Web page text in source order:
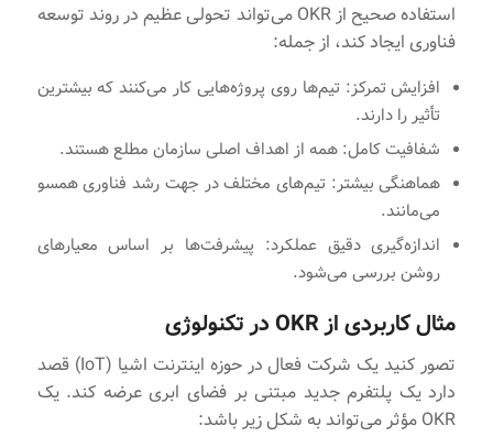
استفاده صحیح از OKR می‌تواند تحولی عظیم در روند توسعه
فناوری ایجاد کند، از جمله:
افزایش تمرکز: تیم‌ها روی پروژه‌هایی کار می‌کنند که بیشترین
تأثیر را دارند.
شفافیت کامل: همه از اهداف اصلی سازمان مطلع هستند.
هماهنگی بیشتر: تیم‌های مختلف در جهت رشد فناوری همسو
می‌مانند.
اندازه‌گیری دقیق عملکرد: پیشرفت‌ها بر اساس معیارهای
روشن بررسی می‌شود.
مثال کاربردی از OKR در تکنولوژی
تصور کنید یک شرکت فعال در حوزه اینترنت اشیا (IoT) قصد
دارد یک پلتفرم جدید مبتنی بر فضای ابری عرضه کند. یک
OKR مؤثر می‌تواند به شکل زیر باشد: